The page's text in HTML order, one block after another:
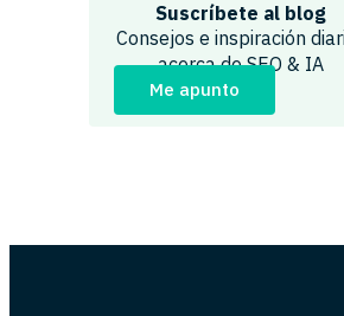
Suscríbete al blog
Consejos e inspiración
acerca de SEO & IA
Me apunto